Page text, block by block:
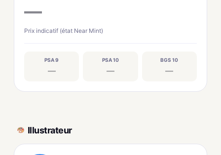
—
Prix indicatif (état Near Mint)
PSA 9
—
PSA 10
—
BGS 10
—
Illustrateur